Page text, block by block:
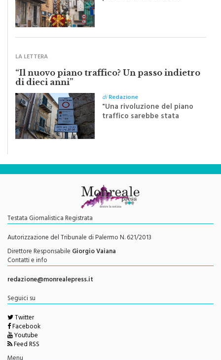
monrealese Mariella
“Il nuovo piano traffico? Un passo indietro
di dieci anni”
"Una rivoluzione del piano
traffico sarebbe stata
efficace se preceduta da
una rivoluzione culturale"
Testata Giornalistica Registrata
Autorizzazione del Tribunale di Palermo N. 621/2013
Direttore ResponsabileGiorgio Vaiana
Contatti e info
redazione@monrealepress.it
Twitter
Facebook
Youtube
Feed RSS
Menu